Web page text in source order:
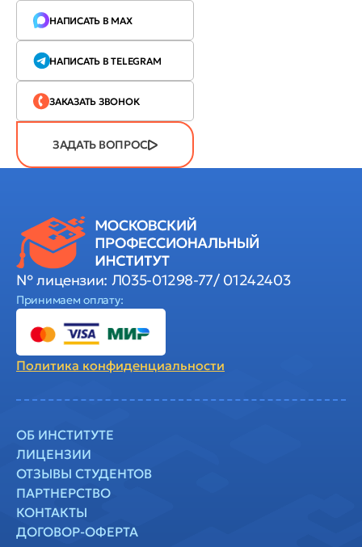
НАПИСАТЬ В MAX
НАПИСАТЬ В TELEGRAM
ЗАКАЗАТЬ ЗВОНОК
ЗАДАТЬ ВОПРОС
№ лицензии: Л035-01298-77/ 01242403
Принимаем оплату:
Политика конфиденциальности
ОБ ИНСТИТУТЕ
ЛИЦЕНЗИИ
ОТЗЫВЫ СТУДЕНТОВ
ПАРТНЕРСТВО
КОНТАКТЫ
ДОГОВОР-ОФЕРТА